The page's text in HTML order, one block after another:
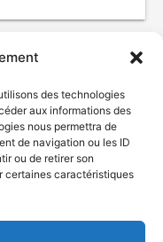
des technologies
aux informations des
nous permettra de
de navigation ou les ID
ou de retirer son
certaines caractéristiques
2026